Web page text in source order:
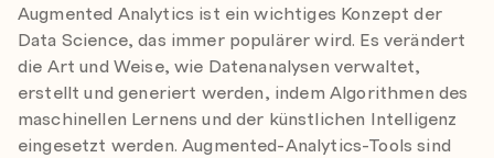
Augmented Analytics ist ein wichtiges Konzept der
Data Science, das immer populärer wird. Es verändert
die Art und Weise, wie Datenanalysen verwaltet,
erstellt und generiert werden, indem Algorithmen des
maschinellen Lernens und der künstlichen Intelligenz
eingesetzt werden. Augmented-Analytics-Tools sind